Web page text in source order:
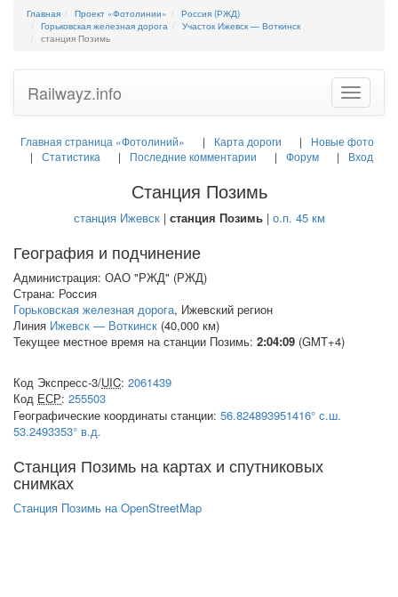
Главная Проект «Фотолинии»
Россия (РЖД)
Горьковская железная дорога
Участок Ижевск — Воткинск
станция Позимь
Toggle
Railwayz.info
Главная страница «Фотолиний» Карта дороги
Новые фото
Статистика
Последние комментарии Форум Вход
Станция Позимь
станция Ижевск| станция Позимь| о.п. 45 км
География и подчинение
Администрация: ОАО "РЖД" (РЖД)
Страна: Россия
Горьковская железная дорога, Ижевский регион
Линия Ижевск — Воткинск (40,000 км)
Текущее местное время на станции Позимь: 2:04:09 (GMT+4)
Код Экспресс-3/UIC: 2061439
Код ЕСР: 255503
Географические координаты станции: 56.824893951416° с.ш.
53.2493353° в.д.
Станция Позимь на картах и спутниковых
снимках
Станция Позимь на OpenStreetMap